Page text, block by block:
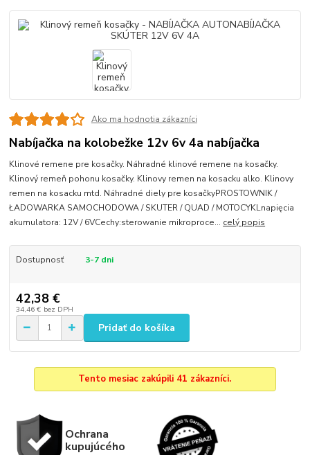
Ako ma hodnotia zákazníci
Nabíjačka na kolobežke 12v 6v 4a nabíjačka
Klinové remene pre kosačky. Náhradné klinové remene na kosačky.
Klinový remeň pohonu kosačky. Klinovy remen na kosacku alko. Klinovy
remen na kosacku mtd. Náhradné diely pre kosačkyPROSTOWNIK /
ŁADOWARKA SAMOCHODOWA / SKUTER / QUAD / MOTOCYKLnapięcia
akumulatora: 12V / 6VCechy:sterowanie mikroproce... celý popis
Dostupnosť 3-7 dni
42,38 €
34,46 € bez DPH
Pridať do košíka
Tento mesiac zakúpili 41 zákazníci.
Ochrana
kupujúcého